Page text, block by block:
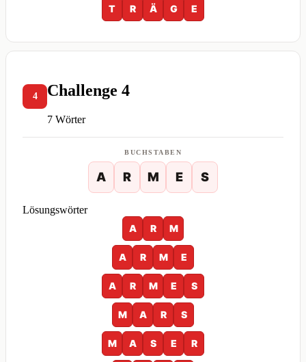
T R Ä G E
4 Challenge 4
7 Wörter
BUCHSTABEN
A R M E S
Lösungswörter
A
R M
A R M E
A R M E S
M A R S
M A S E R